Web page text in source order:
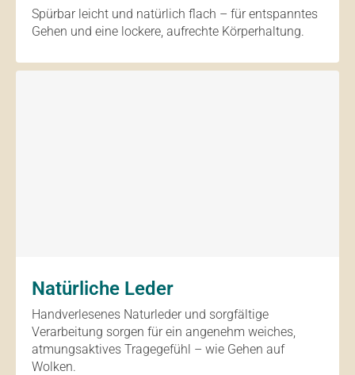
Spürbar leicht und natürlich flach – für entspanntes
Gehen und eine lockere, aufrechte Körperhaltung.
Natürliche Leder
Handverlesenes Naturleder und sorgfältige
Verarbeitung sorgen für ein angenehm weiches,
atmungsaktives Tragegefühl – wie Gehen auf
Wolken.